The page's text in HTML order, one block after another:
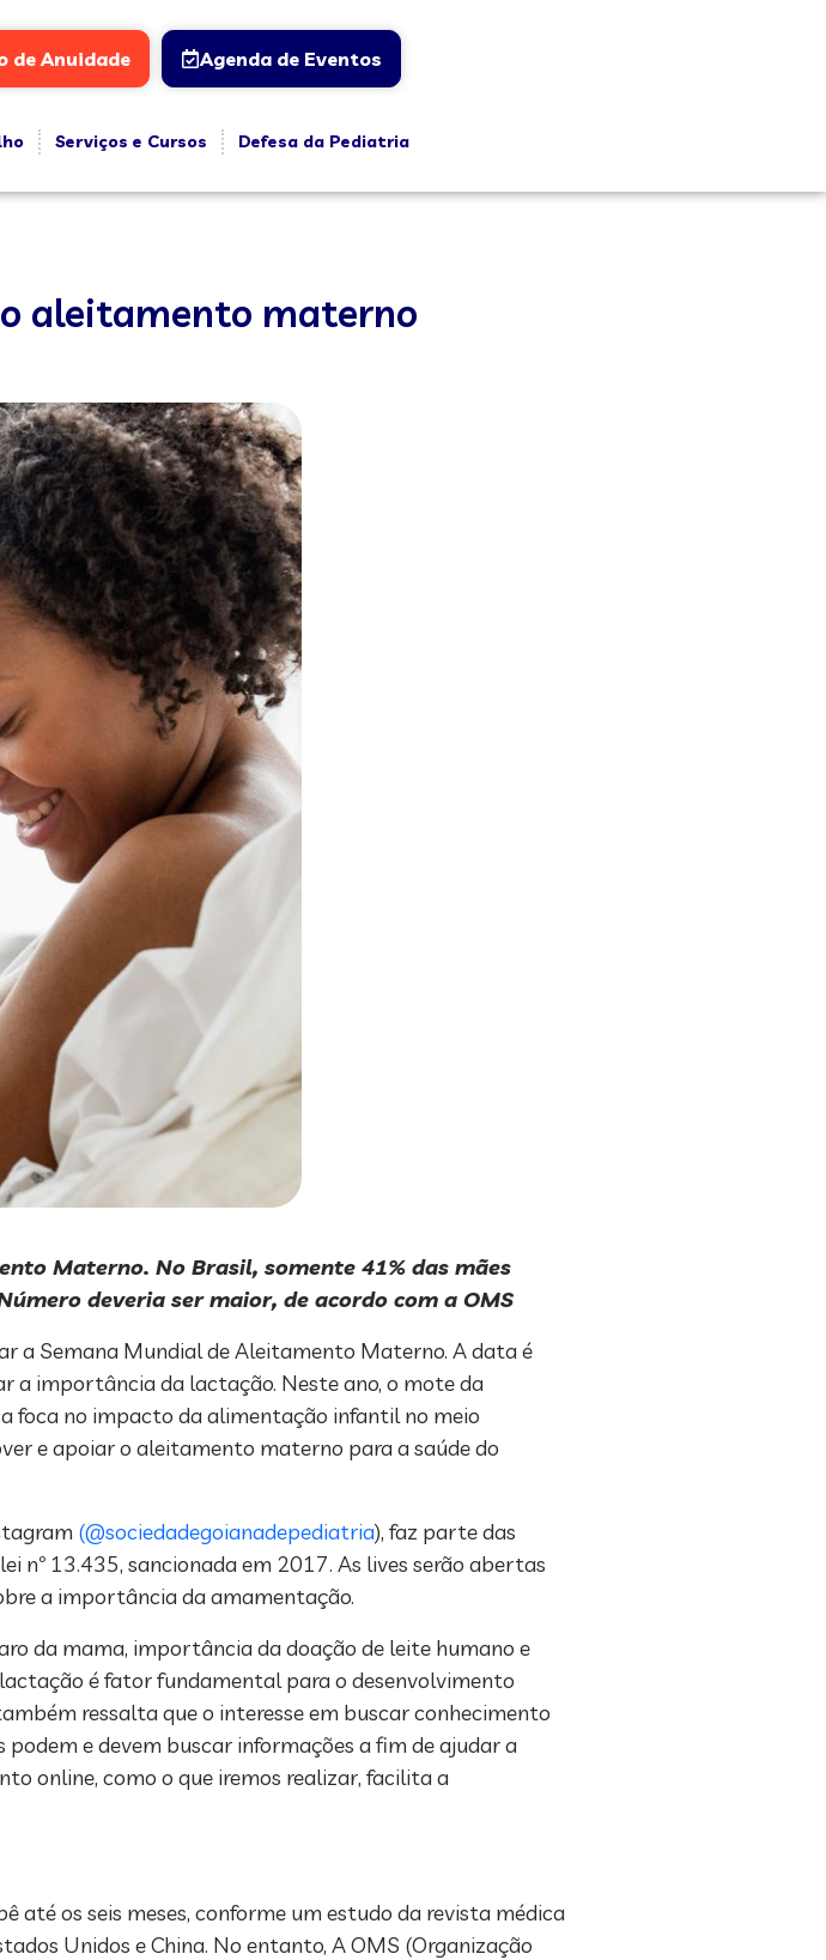
de Anuidade Agenda de Eventos
Serviços e Cursos
Defesa da Pediatria
aleitamento materno
Materno. No Brasil, somente 41% das mães
deveria ser maior, de acordo com a OMS
a Semana Mundial de Aleitamento Materno. A data é
a importância da lactação. Neste ano, o mote da
foca no impacto da alimentação infantil no meio
e apoiar o aleitamento materno para a saúde do
(@sociedadegoianadepediatria), faz parte das
nº 13.435, sancionada em 2017. As lives serão abertas
a importância da amamentação.
da mama, importância da doação de leite humano e
é fator fundamental para o desenvolvimento
ressalta que o interesse em buscar conhecimento
e devem buscar informações a fim de ajudar a
online, como o que iremos realizar, facilita a
os seis meses, conforme um estudo da revista médica
Unidos e China. No entanto, A OMS (Organização